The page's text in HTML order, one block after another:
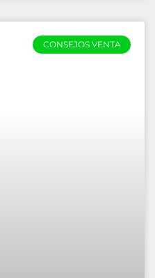
CONSEJOS VENTA